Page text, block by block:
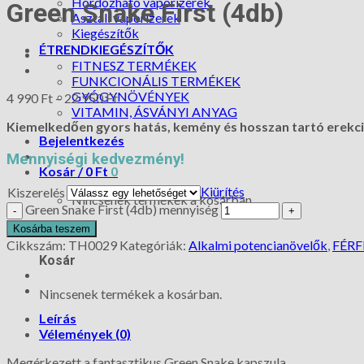
Asztali vaporizerek
Kiegészítők
ÉTRENDKIEGÉSZÍTŐK
FITNESZ TERMÉKEK
FUNKCIONÁLIS TERMÉKEK
GYÓGYNÖVÉNYEK
VITAMIN, ÁSVÁNYI ANYAG
Bejelentkezés
Kosár /0 Ft 0
Nincsenek termékek a kosárban.
0
Kosár
Nincsenek termékek a kosárban.
Green Snake First (4db)
4 990 Ft –22 950Ft
Kiemelkedően gyors hatás, kemény és hosszan tartó
Mennyiségi kedvezmény!
Kiszerelés
Kiürítés
Green Snake First (4db) mennyiség
Kosárba teszem
Cikkszám: TH0029 Kategóriák: Alkalmi potencianövelők,
Leírás
Vélemények (0)